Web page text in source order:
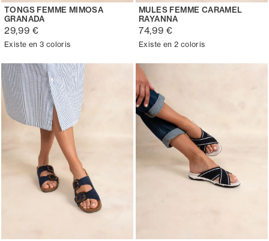
TONGS FEMME MIMOSA
GRANADA
29,99 €
Existe en 3 coloris
MULES FEMME CARAMEL
RAYANNA
74,99 €
Existe en 2 coloris